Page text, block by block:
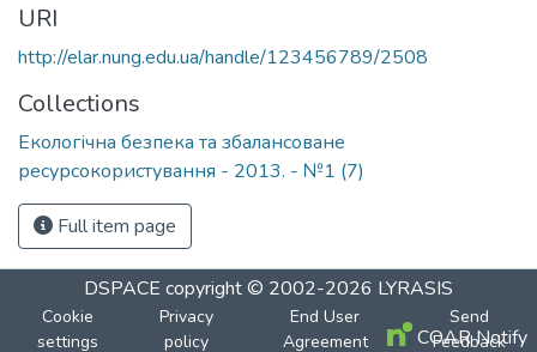
URI
http://elar.nung.edu.ua/handle/123456789/2508
Collections
Екологічна безпека та збалансоване
ресурсокористування - 2013. - №1 (7)
Full item page
DSPACE copyright © 2002-2026 LYRASIS
Cookie
settings
Privacy
policy
End User
Agreement
Send
Feedback
COAR Notify